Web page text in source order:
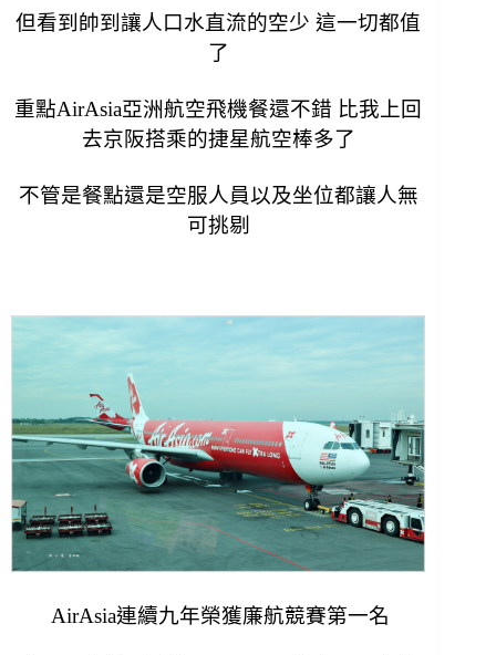
但看到帥到讓人口水直流的空少 這一切都值
了
重點AirAsia亞洲航空飛機餐還不錯 比我上回
去京阪搭乘的捷星航空棒多了
不管是餐點還是空服人員以及坐位都讓人無
可挑剔
AirAsia連續九年榮獲廉航競賽第一名